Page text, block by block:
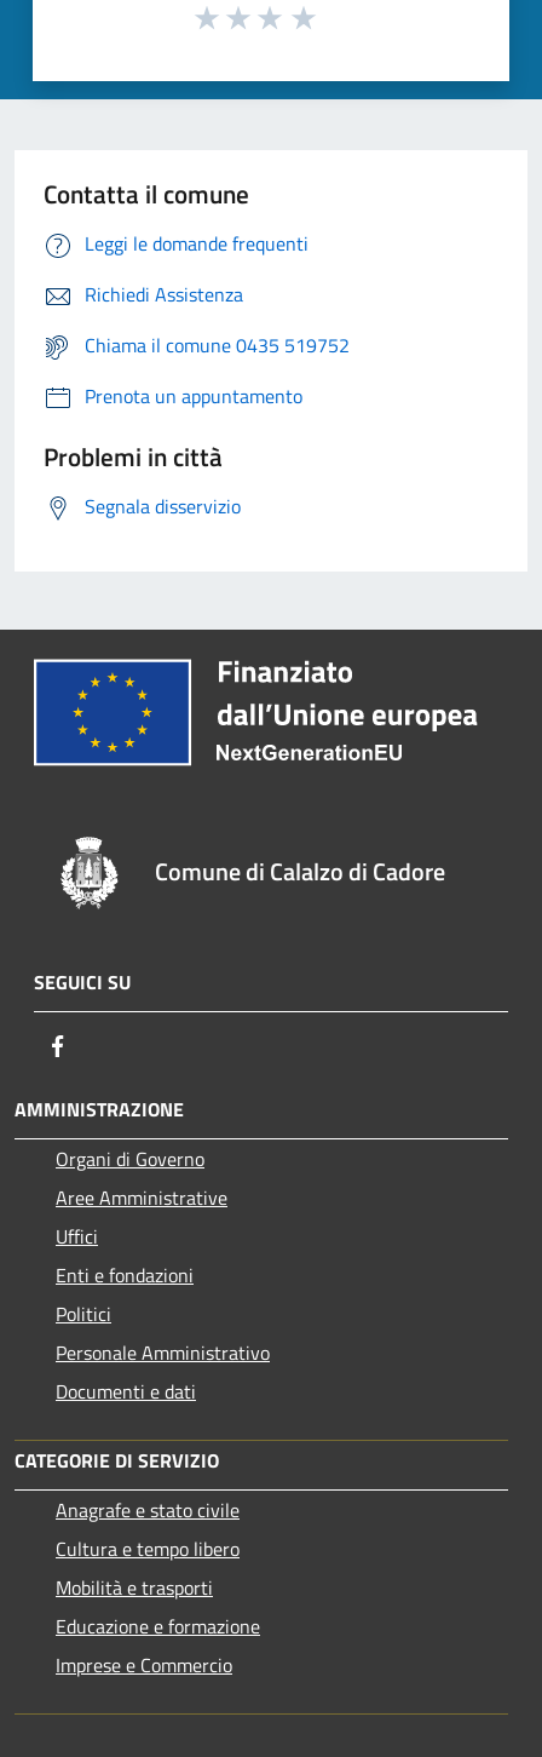
Contatta il comune
Leggi le domande frequenti
Richiedi Assistenza
Chiama il comune 0435 519752
Prenota un appuntamento
Problemi in città
Segnala disservizio
Comune di Calalzo di Cadore
SEGUICI SU
AMMINISTRAZIONE
Organi di Governo
Aree Amministrative
Uffici
Enti e fondazioni
Politici
Personale Amministrativo
Documenti e dati
CATEGORIE DI SERVIZIO
Anagrafe e stato civile
Cultura e tempo libero
Mobilità e trasporti
Educazione e formazione
Imprese e Commercio